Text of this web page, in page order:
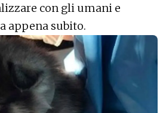
con gli umani e
appena subito.